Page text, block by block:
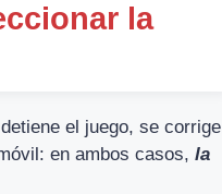
la
el juego, se corrige
en ambos casos, la